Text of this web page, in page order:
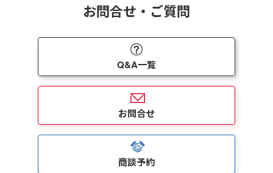
お問合せ・ご質問
Q&A一覧
お問合せ
商談予約